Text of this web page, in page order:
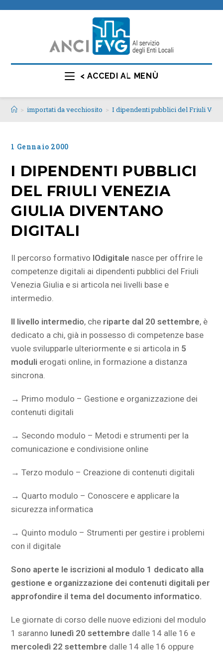
< ACCEDI AL MENÙ
> importati da vecchiosito > I dipendenti pubblici del Friuli
1 Gennaio 2000
I DIPENDENTI PUBBLICI
DEL FRIULI VENEZIA
GIULIA DIVENTANO
DIGITALI
Il percorso formativo IOdigitale nasce per offrire le
competenze digitali ai dipendenti pubblici del Friuli
Venezia Giulia e si articola nei livelli base e
intermedio.
Il livello intermedio, che riparte dal 20 settembre, è
dedicato a chi, già in possesso di competenze base
vuole svilupparle ulteriormente e si articola in 5
moduli erogati online, in formazione a distanza
sincrona.
→ Primo modulo – Gestione e organizzazione dei
contenuti digitali
→ Secondo modulo – Metodi e strumenti per la
comunicazione e condivisione online
→ Terzo modulo – Creazione di contenuti digitali
→ Quarto modulo – Conoscere e applicare la
sicurezza informatica
→ Quinto modulo – Strumenti per gestire i problemi
con il digitale
Sono aperte le iscrizioni al modulo 1 dedicato alla
gestione e organizzazione dei contenuti digitali per
approfondire il tema del documento informatico.
Le giornate di corso delle nuove edizioni del modulo
1 saranno lunedì 20 settembre dalle 14 alle 16 e
mercoledì 22 settembre dalle 14 alle 16 oppure